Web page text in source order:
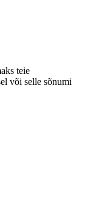
teie
või selle sõnumi